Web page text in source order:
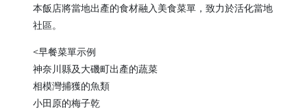
本飯店將當地出產的食材融入美食菜單，致力於活化當地
社區。
<早餐菜單示例
神奈川縣及大磯町出產的蔬菜
相模灣捕獲的魚類
小田原的梅子乾